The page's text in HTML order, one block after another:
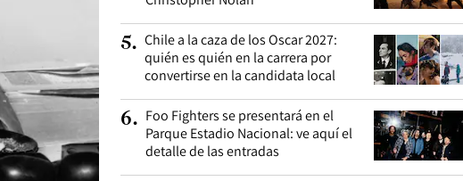
5. Chile a la caza de los Oscar 2027:
quién es quién en la carrera por
convertirse en la candidata local
6. Foo Fighters se presentará en el
Parque Estadio Nacional: ve aquí el
detalle de las entradas